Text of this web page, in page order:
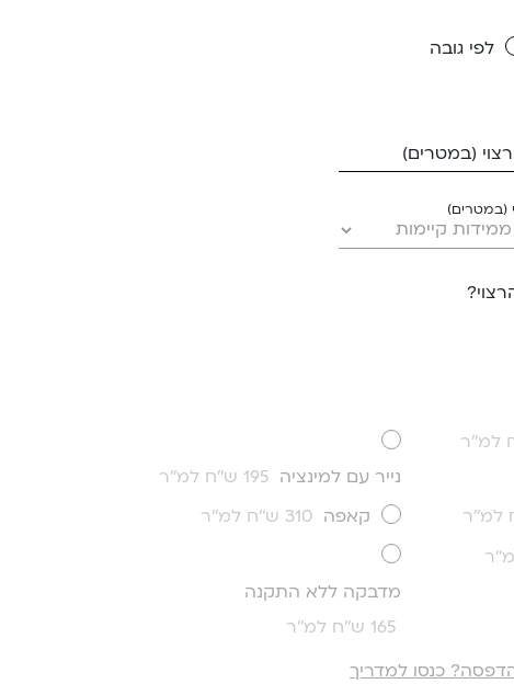
לפי גובה
(במטרים)
(במטרים)
נייר עם למינציה 195 ש''ח למ''ר
קאפה 310 ש''ח למ''ר
מדבקה ללא התקנה
165 ש''ח למ''ר
כנסו למדריך